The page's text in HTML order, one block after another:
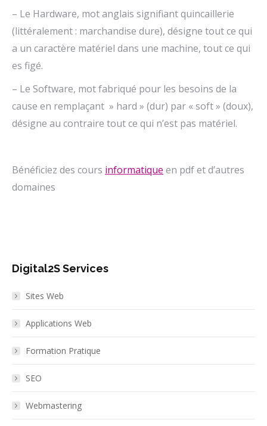
– Le Hardware, mot anglais signifiant quincaillerie
(littéralement : marchandise dure), désigne tout ce qui
a un caractère matériel dans une machine, tout ce qui
es figé.
– Le Software, mot fabriqué pour les besoins de la
cause en remplaçant » hard » (dur) par « soft » (doux),
désigne au contraire tout ce qui n’est pas matériel.
Bénéficiez des cours informatique en pdf et d’autres
domaines
Digital2S Services
Sites Web
Applications Web
Formation Pratique
SEO
Webmastering